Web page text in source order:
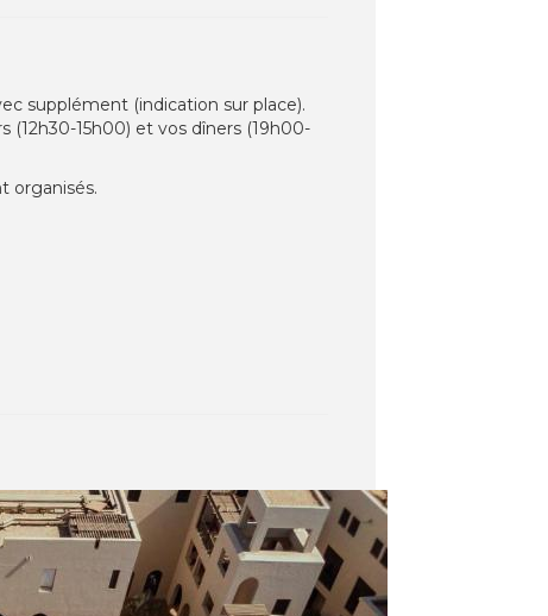
supplément (indication sur place).
(12h30-15h00) et vos dîners (19h00-
organisés.